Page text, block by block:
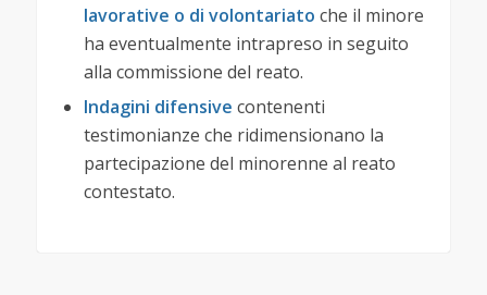
lavorative o di volontariato che il minore
ha eventualmente intrapreso in seguito
alla commissione del reato.
Indagini difensive contenenti
testimonianze che ridimensionano la
partecipazione del minorenne al reato
contestato.